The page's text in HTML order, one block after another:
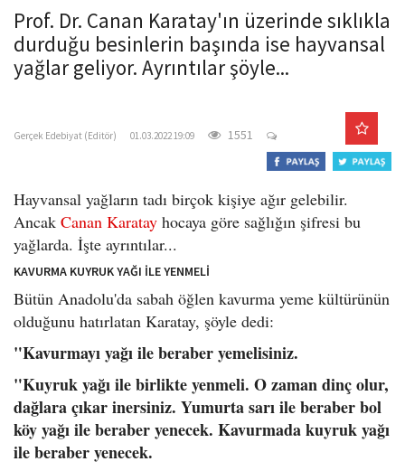
o
n
Prof. Dr. Canan Karatay'ın üzerinde sıklıkla
durduğu besinlerin başında ise hayvansal
yağlar geliyor. Ayrıntılar şöyle...
Gerçek Edebiyat (Editör) 01.03.2022 19:09 1551
Hayvansal yağların tadı birçok kişiye ağır gelebilir.
Ancak Canan Karatay hocaya göre sağlığın şifresi bu
yağlarda. İşte ayrıntılar...
KAVURMA KUYRUK YAĞI İLE YENMELİ
Bütün Anadolu'da sabah öğlen kavurma yeme kültürünün
olduğunu hatırlatan Karatay, şöyle dedi:
"Kavurmayı yağı ile beraber yemelisiniz.
"Kuyruk yağı ile birlikte yenmeli. O zaman dinç olur,
dağlara çıkar inersiniz. Yumurta sarı ile beraber bol
köy yağı ile beraber yenecek. Kavurmada kuyruk yağı
ile beraber yenecek.